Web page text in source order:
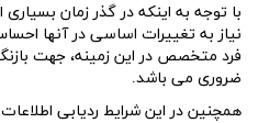
با توجه به اینکه در گذر زمان
نیاز به تغییرات اساسی در آنها
فرد متخصص در این زمینه، جهت
ضروری می باشد.
همچنین در این شرایط ردیابی